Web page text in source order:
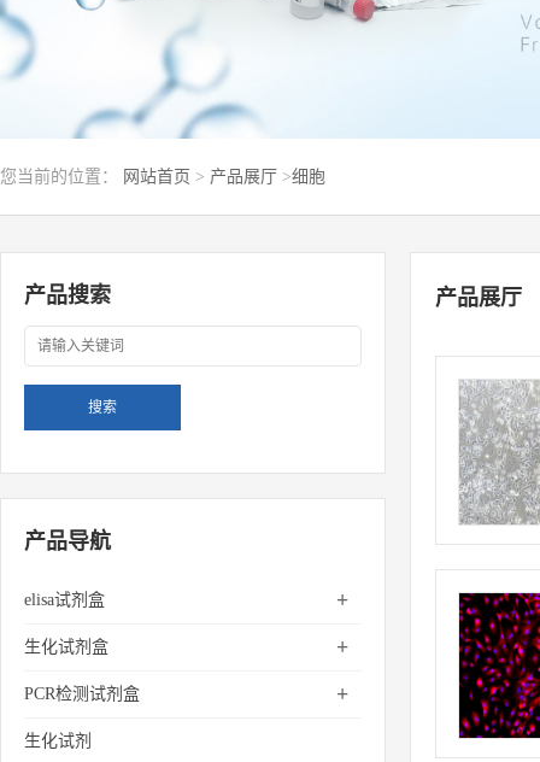
您当前的位置： 网站首页 > 产品展厅 >细胞
产品搜索
产品导航
elisa试剂盒 +
生化试剂盒 +
PCR检测试剂盒 +
生化试剂
产品展厅